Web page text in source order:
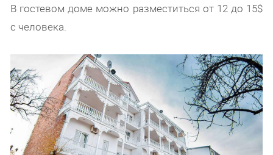
В гостевом доме можно разместиться от 12 до 15$
c человека.